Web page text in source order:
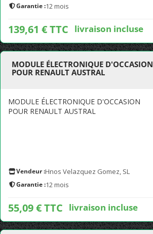
Garantie :12 mois
139,61 € TTC livraison incluse
MODULE ÉLECTRONIQUE D'OCCASION
POUR RENAULT AUSTRAL
MODULE ÉLECTRONIQUE D'OCCASION
POUR RENAULT AUSTRAL
Vendeur :Hnos Velazquez Gomez, SL
Garantie :12 mois
55,09 € TTC livraison incluse